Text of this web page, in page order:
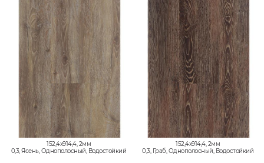
152,4x914,4, 2мм
0,3, Ясень, Однополосный, Водостойкий
152,4x914,4, 2мм
0,3, Граб, Однополосный, Водостойкий